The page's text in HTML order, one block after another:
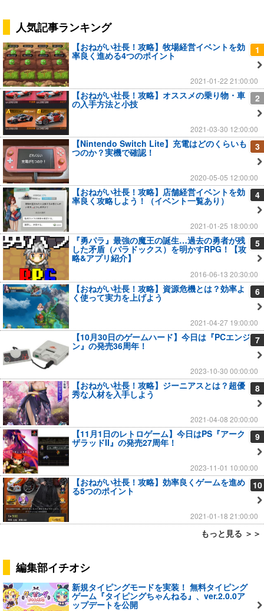
人気記事ランキング
1
【おねがい社長！攻略】牧場経営イベントを効
率良く進める4つのポイント
2021-01-22 21:00:00
2
【おねがい社長！攻略】オススメの乗り物・車
の入手方法と小技
2021-03-30 12:00:00
3
【Nintendo Switch Lite】充電はどのくらいも
つのか？実機で確認！
2020-05-05 12:00:00
4
【おねがい社長！攻略】店舗経営イベントを効
率良く攻略しよう！（イベント一覧あり）
2021-01-25 18:00:00
5
『勇パラ』最強の魔王の誕生…過去の勇者が残
した矛盾（パラドックス）を明かすRPG！【攻
略&アプリ紹介】
2016-06-13 20:30:00
6
【おねがい社長！攻略】資源危機とは？効率よ
く使って実力を上げよう
2021-04-27 19:00:00
7
【10月30日のゲームハード】今日は『PCエンジ
ン』の発売36周年！
2023-10-30 00:00:00
8
【おねがい社長！攻略】ジーニアスとは？超優
秀な人材を入手しよう
2021-04-08 20:00:00
9
【11月1日のレトロゲーム】今日はPS『アーク
ザラッドII』の発売27周年！
2023-11-01 10:00:00
10
【おねがい社長！攻略】効率良くゲームを進め
る5つのポイント
2021-01-18 21:00:00
もっと見る ＞＞
編集部イチオシ
新規タイピングモードを実装！ 無料タイピング
ゲーム『タイピングちゃんねる』、ver.2.0.0ア
ップデートを公開